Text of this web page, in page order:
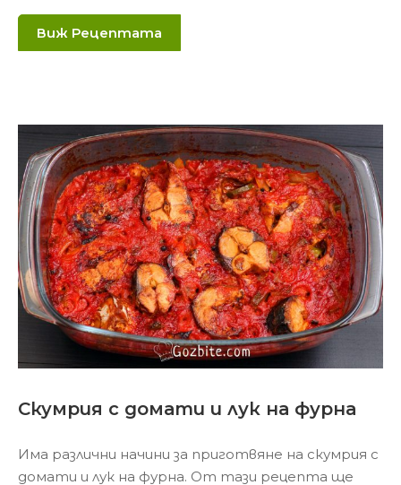
Виж Рецептата
Скумрия с домати и лук на фурна
Има различни начини за приготвяне на скумрия с
домати и лук на фурна. От тази рецепта ще